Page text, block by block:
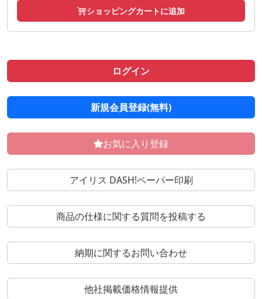
ショッピングカートに追加
ログイン
新規会員登録(無料)
お気に入り登録
アイリス DASH!ペーパー印刷
商品の仕様に関する質問を投稿する
納期に関するお問い合わせ
他社掲載価格情報提供